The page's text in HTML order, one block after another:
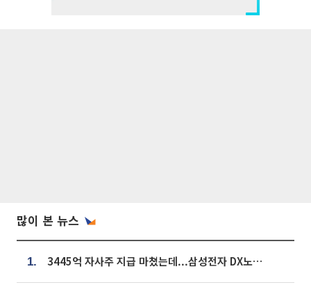
많이 본 뉴스
1. 3445억 자사주 지급 마쳤는데...삼성전자 DX노조, 뒤늦은 '떼쓰기 집회'